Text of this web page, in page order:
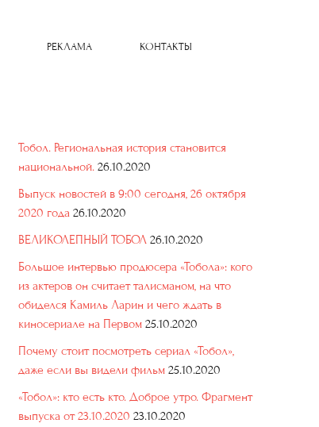
РЕКЛАМА КОНТАКТЫ
Тобол. Региональная история становится
национальной. 26.10.2020
Выпуск новостей в 9:00 сегодня, 26 октября
2020 года 26.10.2020
ВЕЛИКОЛЕПНЫЙ ТОБОЛ 26.10.2020
Большое интервью продюсера «Тобола»: кого
из актеров он считает талисманом, на что
обиделся Камиль Ларин и чего ждать в
киносериале на Первом 25.10.2020
Почему стоит посмотреть сериал «Тобол»,
даже если вы видели фильм 25.10.2020
«Тобол»: кто есть кто. Доброе утро. Фрагмент
выпуска от 23.10.2020 23.10.2020